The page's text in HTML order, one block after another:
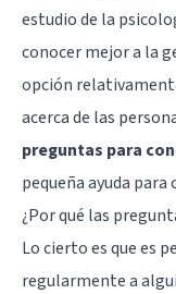
estudio de la
conocer mejor a la
opción
acerca de las
preguntas para
pequeña ayuda
¿Por qué las
Lo cierto es que es
regularmente a